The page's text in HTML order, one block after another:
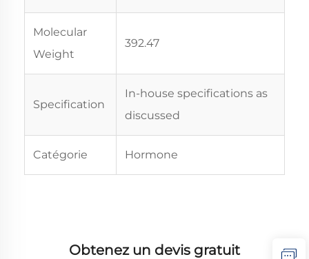
Molecular
Weight
392.47
Specification
In-house specifications as
discussed
Catégorie Hormone
Obtenez un devis gratuit